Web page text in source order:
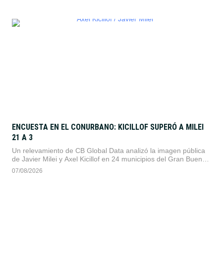
ENCUESTA EN EL CONURBANO: KICILLOF SUPERÓ A MILEI
21 A 3
Un relevamiento de CB Global Data analizó la imagen pública
de Javier Milei y Axel Kicillof en 24 municipios del Gran Buenos
Aires. El gobernador bonaerense se impuso en 21 distritos,
07/08/2026